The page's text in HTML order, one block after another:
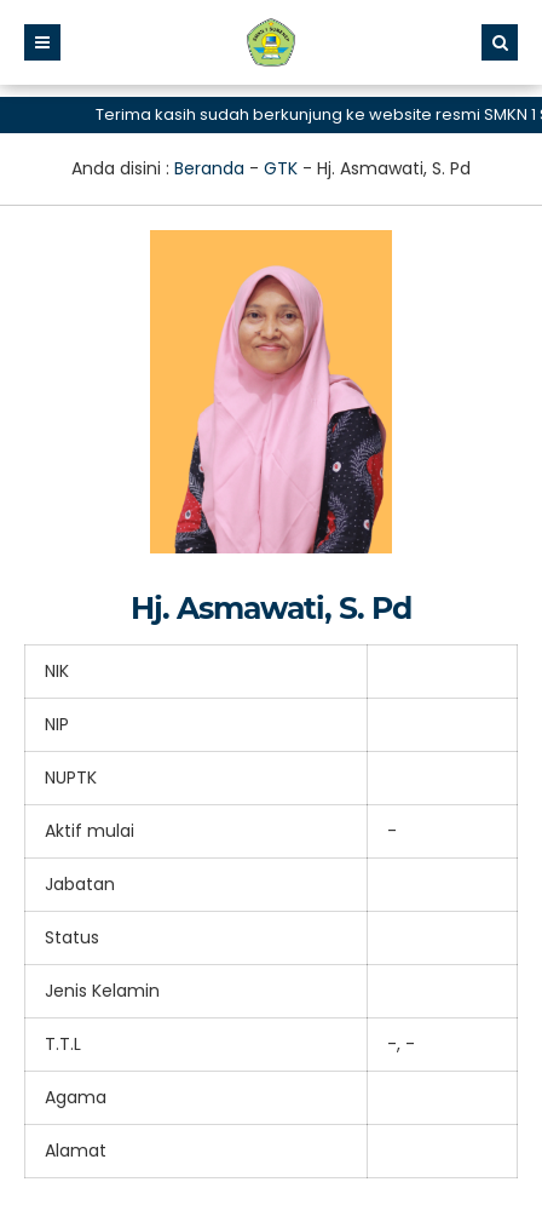
Terima kasih sudah berkunjung ke website resmi SMKN 1
Anda disini : Beranda - GTK - Hj. Asmawati, S. Pd
Hj. Asmawati, S. Pd
NIK
NIP
NUPTK
Aktif mulai -
Jabatan
Status
Jenis Kelamin
T.T.L -, -
Agama
Alamat